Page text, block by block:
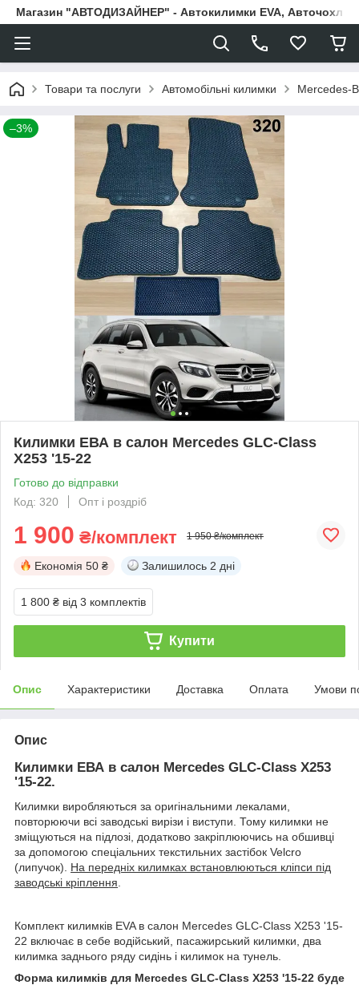
Магазин "АВТОДИЗАЙНЕР" - Автокилимки EVA, Авточохли,
Товари та послуги Автомобільні килимки Mercedes-
–3%
Килимки ЕВА в салон Mercedes GLC-Class
X253 '15-22
Готово до відправки
Код: 320
Опт і роздріб
1 900 ₴/комплект 1 950 ₴/комплект
Економія 50 ₴ Залишилось 2 дні
1 800 ₴ від 3 комплектів
Купити
Опис Характеристики Доставка Оплата Умови
Опис
Килимки ЕВА в салон Mercedes GLC-Class X253
'15-22.
Килимки виробляються за оригінальними лекалами,
повторюючи всі заводські вирізи і виступи. Тому килимки не
зміщуються на підлозі, додатково закріплюючись на обшивці
за допомогою спеціальних текстильних застібок Velcro
(липучок). На передніх килимках встановлюються кліпси під
заводські кріплення
Комплект килимків EVA в салон Mercedes GLC-Class X253 '15-
22 включає в себе водійський, пасажирський килимки, два
килимка заднього ряду сидінь і килимок на тунель.
Форма килимків для Mercedes GLC-Class X253 '15-22 буде